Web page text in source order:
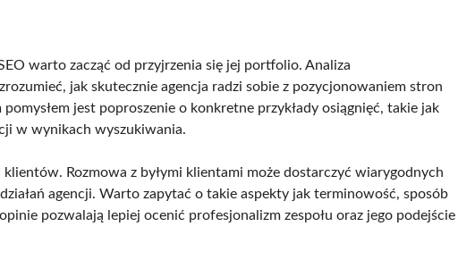
warto zacząć od przyjrzenia się jej portfolio. Analiza
jak skutecznie agencja radzi sobie z pozycjonowaniem stron
jest poproszenie o konkretne przykłady osiągnięć, takie jak
w wynikach wyszukiwania.
Rozmowa z byłymi klientami może dostarczyć wiarygodnych
agencji. Warto zapytać o takie aspekty jak terminowość, sposób
pozwalają lepiej ocenić profesjonalizm zespołu oraz jego podejście